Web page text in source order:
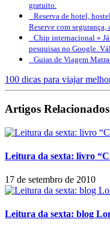
gratuito.
Reserva de hotel,
Reserve com
Chip internacional »
pesquisas no Google.
Guias de Viagem
100 dicas para viajar
Artigos Relacionados
Leitura da sexta: livro
17 de setembro de 2010
Leitura da sexta: blog